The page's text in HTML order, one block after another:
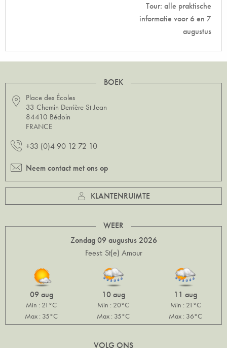
Tour: alle praktische
informatie voor 6 en 7
augustus
BOEK
Place des Écoles
33 Chemin Derrière St Jean
84410 Bédoin
FRANCE
+33 (0)4 90 12 72 10
Neem contact met ons op
KLANTENRUIMTE
WEER
Zondag 09 augustus 2026
Feest: St(e) Amour
09 aug
Min : 21°C
Max : 35°C
10 aug
Min : 20°C
Max : 35°C
11 aug
Min : 21°C
Max : 36°C
VOLG ONS